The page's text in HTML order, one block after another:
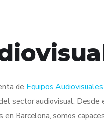
de Equipos
sector audiovisual.
Barcelona, somos